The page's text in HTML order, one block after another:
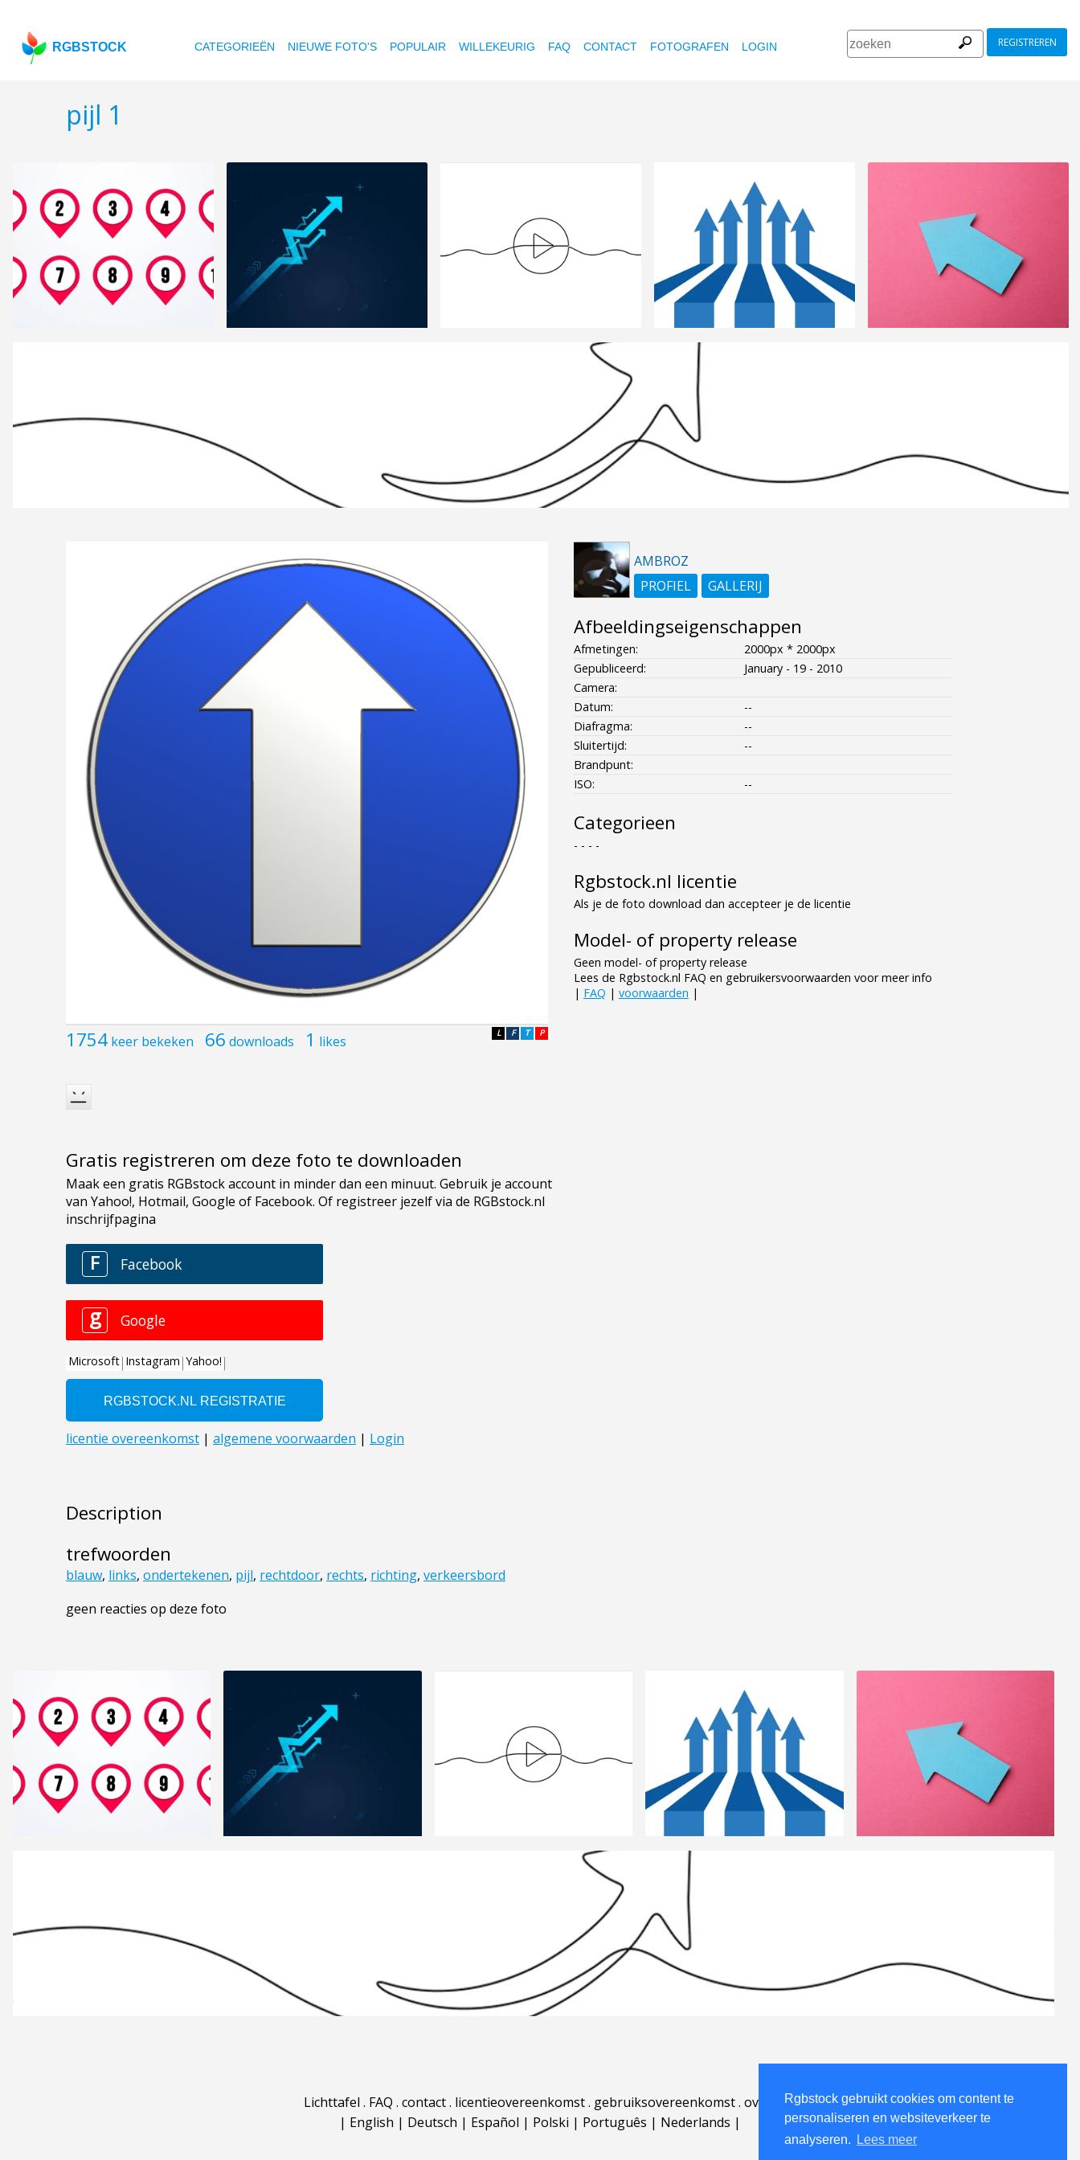
Rgbstock gebruikt cookies om content te
personaliseren en websiteverkeer te
analyseren.
Lees meer
RGBSTOCK CATEGORIEËN NIEUWE FOTO'S POPULAIR WILLEKEURIG FAQ CONTACT FOTOGRAFEN LOGIN REGISTREREN
pijl 1
1754 keer bekeken 66 downloads 1 likes P
T
F
L
Gratis registreren om deze foto te downloaden
Description
trefwoorden
blauw, links, ondertekenen, pijl, rechtdoor, rechts, richting, verkeersbord
geen reacties op deze foto
AMBROZ
PROFIEL
GALLERIJ
Afbeeldingseigenschappen
Afmetingen:
2000px * 2000px
Gepubliceerd:
January - 19 - 2010
Camera:
Datum:
--
Diafragma:
--
Sluitertijd:
--
Brandpunt:
ISO:
--
Categorieen
- - - -
Rgbstock.nl licentie
Als je de foto download dan accepteer je de licentie
Model- of property release
Geen model- of property release
Lees de Rgbstock.nl FAQ en gebruikersvoorwaarden voor meer info
| FAQ | voorwaarden |
Lichttafel . FAQ . contact. licentieovereenkomst. gebruiksovereenkomst. over
| English | Deutsch | Español | Polski | Português | Nederlands |